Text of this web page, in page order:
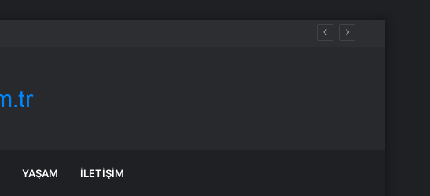
YAŞAM İLETIŞIM